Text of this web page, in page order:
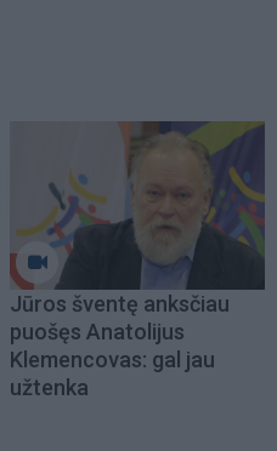
Jūros šventę anksčiau
puošęs Anatolijus
Klemencovas: gal jau
užtenka